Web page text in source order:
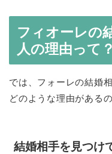
フィオーレの
人の理由って？
では、フォーレの結婚
どのような理由がある
結婚相手を見つけ